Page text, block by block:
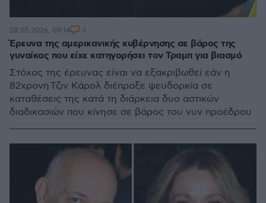
Έρευνα της αμερικανικής κυβέρνησης σε βάρος της
γυναίκας που είχε κατηγορήσει τον Τραμπ για βιασμό
Στόχος της έρευνας είναι να εξακριβωθεί εάν η
82χρονη Τζιν Κάρολ διέπραξε ψευδορκία σε
καταθέσεις της κατά τη διάρκεια δυο αστικών
διαδικασιών που κίνησε σε βάρος του νυν προέδρου
28.05.2026, 09:14 3